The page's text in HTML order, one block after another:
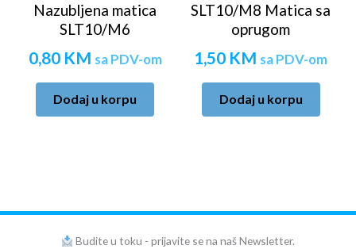
Nazubljena matica
SLT10/M6
0,80 KM sa PDV-om
Dodaj u korpu
SLT10/M8 Matica sa
oprugom
1,50 KM sa PDV-om
Dodaj u korpu
Budite u toku - prijavite se na naš Newsletter.